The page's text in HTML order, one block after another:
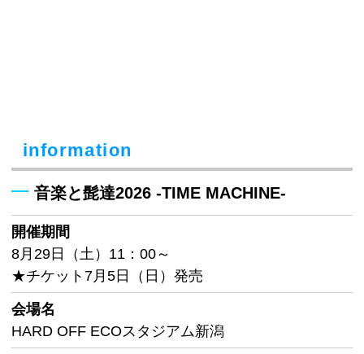
information
音楽と髭達2026 -TIME MACHINE-
開催期間
8月29日（土）11：00～
★チケット7月5日（日）発売
会場名
HARD OFF ECOスタジアム新潟